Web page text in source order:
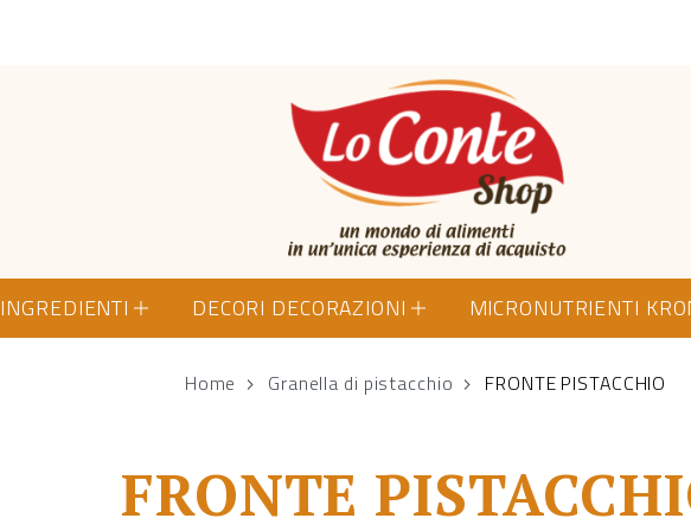
Lo Conte Shop
INGREDIENTI DECORI DECORAZIONI MICRONUTRIENTI
Home Granella di pistacchio FRONTE PISTACCHIO
FRONTE